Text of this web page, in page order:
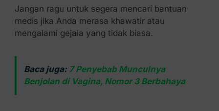
Jangan ragu untuk segera mencari bantuan
medis jika Anda merasa khawatir atau
mengalami gejala yang tidak biasa.
Baca juga: 7 Penyebab Munculnya
Benjolan di Vagina, Nomor 3 Berbahaya